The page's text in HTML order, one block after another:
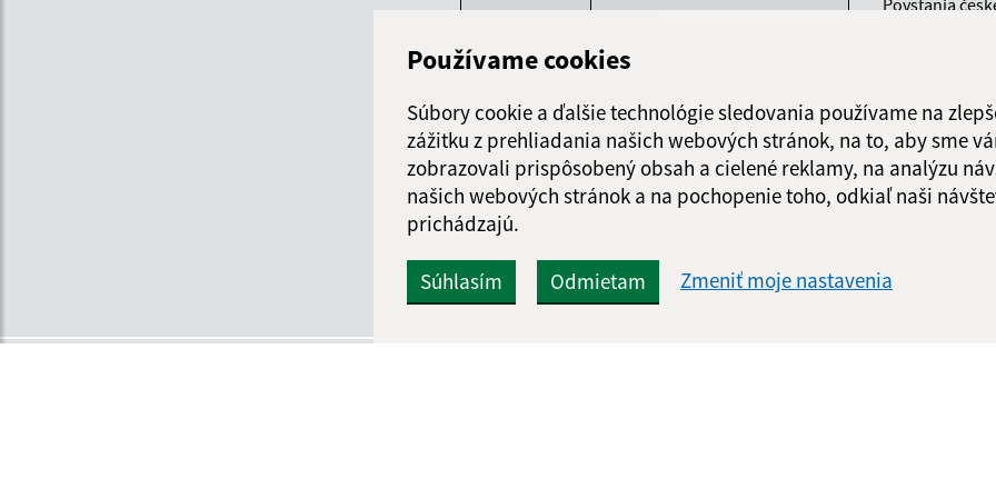
Používame cookies
Súbory cookie a ďalšie technológie sledovania používame na
zážitku z prehliadania našich webových stránok, na to, aby sme
zobrazovali prispôsobený obsah a cielené reklamy, na analýzu
našich webových stránok a na pochopenie toho, odkiaľ naši
prichádzajú.
Súhlasím Odmietam Zmeniť moje nastavenia
Utorok 8.00-12.00, 13.00-15.00
Streda 8.00-12.00, 13.00-16.30
Štvrtok 8.00-12.00
Piatok
Povstania
+421 55 300 90
IČO: 00690988